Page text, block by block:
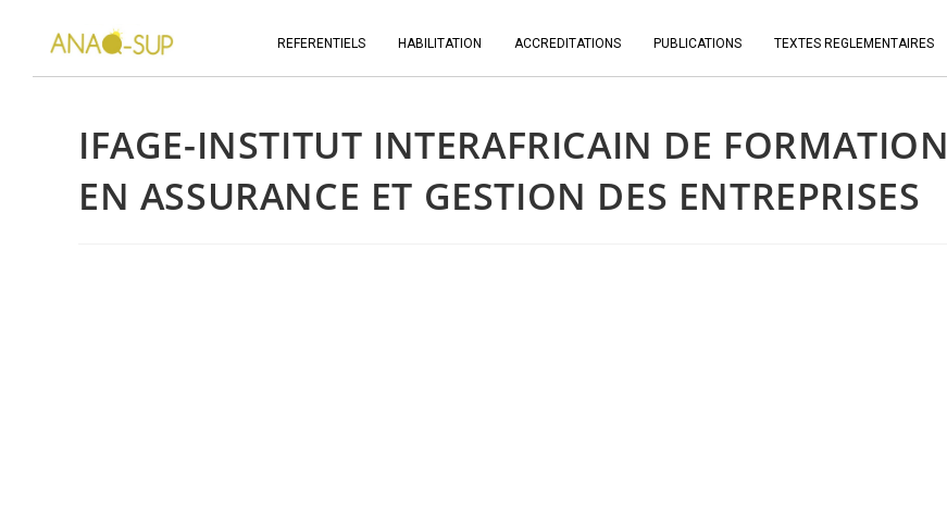
REFERENTIELS HABILITATION ACCREDITATIONS PUBLICATIONS TEXTES REGLEMENTAIRES
IFAGE-INSTITUT INTERAFRICAIN DE FORMATION
EN ASSURANCE ET GESTION DES ENTREPRISES